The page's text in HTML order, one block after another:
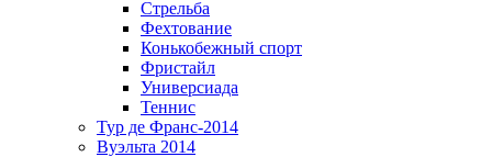
Стрельба
Фехтование
Конькобежный спорт
Фристайл
Универсиада
Теннис
Тур де Франс-2014
Вуэльта 2014